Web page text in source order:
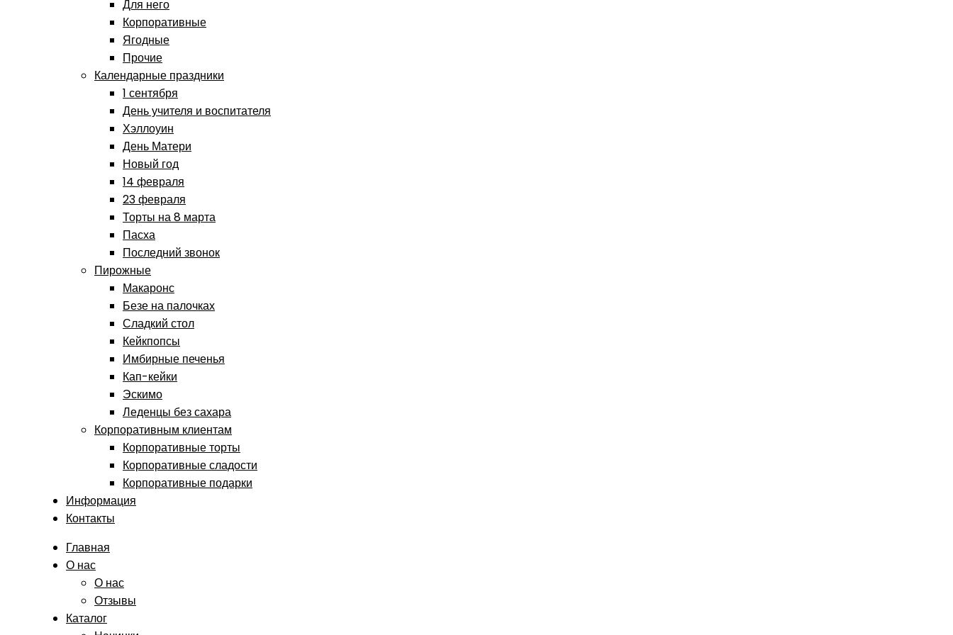
Для него
Корпоративные
Ягодные
Прочие
Календарные праздники
1 сентября
День учителя и воспитателя
Хэллоуин
День Матери
Новый год
14 февраля
23 февраля
Торты на 8 марта
Пасха
Последний звонок
Пирожные
Макаронс
Безе на палочках
Сладкий стол
Кейкпопсы
Имбирные печенья
Кап-кейки
Эскимо
Леденцы без сахара
Корпоративным клиентам
Корпоративные торты
Корпоративные сладости
Корпоративные подарки
Информация
Контакты
Главная
О нас
О нас
Отзывы
Каталог